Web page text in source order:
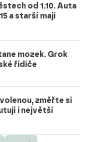
od 1.10. Auta
a starší mají
mozek. Grok
řidiče
změřte si
i největší